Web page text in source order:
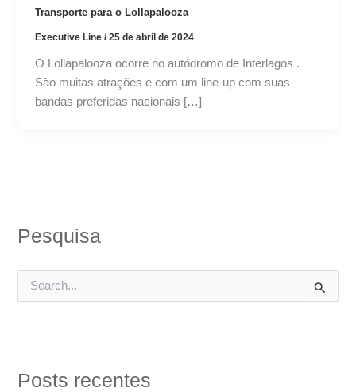
Transporte para o Lollapalooza
Executive Line/25 de abril de 2024
O Lollapalooza ocorre no autódromo de Interlagos .
São muitas atrações e com um line-up com suas
bandas preferidas nacionais […]
Pesquisa
e
s
Posts recentes